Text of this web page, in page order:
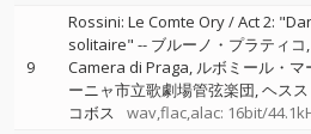
9
Rossini: Le Comte Ory / Act 2:
solitaire" -- ブルーノ・プラティコ
Camera di Praga ルボミール・マ
ーニャ市立歌劇場管弦楽団 ヘス
コボス
wav,flac,alac: 16bit/